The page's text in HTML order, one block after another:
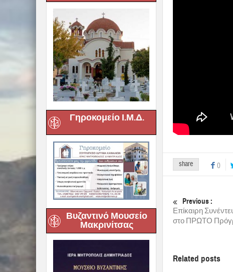
Γηροκομείο Ι.Μ.Δ.
Βυζαντινό Μουσείο
Μακρινίτσας
share 0
Previous :
Επίκαιρη
στο ΠΡΩΤΟ
Related posts